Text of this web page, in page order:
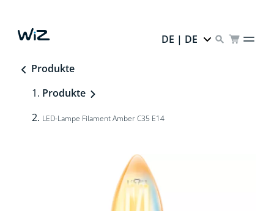
DE | DE
Produkte
Produkte
LED-Lampe Filament Amber C35 E14